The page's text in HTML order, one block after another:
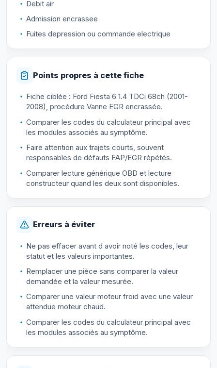
Debit air
Admission encrassee
Fuites depression ou commande electrique
Points propres à cette fiche
Fiche ciblée : Ford Fiesta 6 1.4 TDCi 68ch (2001-
2008), procédure Vanne EGR encrassée.
Comparer les codes du calculateur principal avec
les modules associés au symptôme.
Faire attention aux trajets courts, souvent
responsables de défauts FAP/EGR répétés.
Comparer lecture générique OBD et lecture
constructeur quand les deux sont disponibles.
Erreurs à éviter
Ne pas effacer avant d avoir noté les codes, leur
statut et les valeurs importantes.
Remplacer une pièce sans comparer la valeur
demandée et la valeur mesurée.
Comparer une valeur moteur froid avec une valeur
attendue moteur chaud.
Comparer les codes du calculateur principal avec
les modules associés au symptôme.